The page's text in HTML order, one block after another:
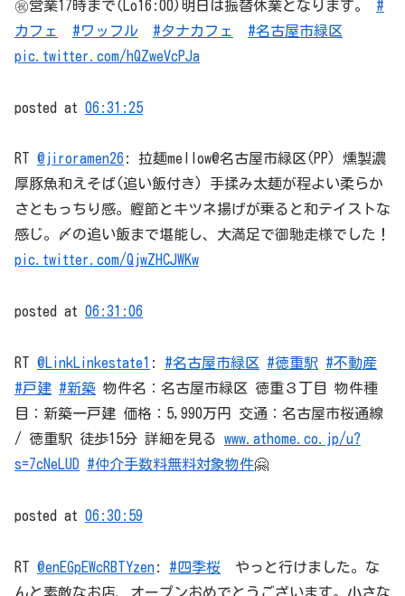
㊗️営業17時まで(Lo16:00)明日は振替休業となります。 #
カフェ
#ワッフル #タナカフェ
#名古屋市緑区
pic.twitter.com/hQZweVcPJa
posted at 06:31:25
RT @jiroramen26 : 拉麺mellow@名古屋市緑区(PP) 燻製濃
厚豚魚和えそば(追い飯付き) 手揉み太麺が程よい柔らか
さともっちり感。鰹節とキツネ揚げが乗ると和テイストな
感じ。〆の追い飯まで堪能し、大満足で御馳走様でした！
pic.twitter.com/QjwZHCJWKw
posted at 06:31:06
RT @LinkLinkestate1 : #名古屋市緑区 #徳重駅 #不動産
#戸建 #新築 物件名：名古屋市緑区 徳重３丁目 物件種
目：新築一戸建 価格：5,990万円 交通：名古屋市桜通線
/ 徳重駅 徒歩15分 詳細を見る www.athome.co.jp/u?
s=7cNeLUD #仲介手数料無料対象物件🤗
posted at 06:30:59
RT @enEGpEWcRBTYzen: #四季桜 やっと行けました。な
んと素敵なお店、オープンおめでとうございます。小さな